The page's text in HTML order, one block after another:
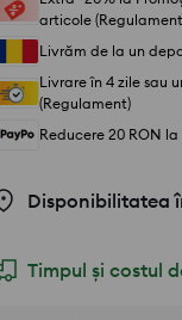
articole
Livrăm de la un
Livrare în 4 zile sau
(Regulament)
Reducere 20 RON
Disponibilitatea
Timpul și costul